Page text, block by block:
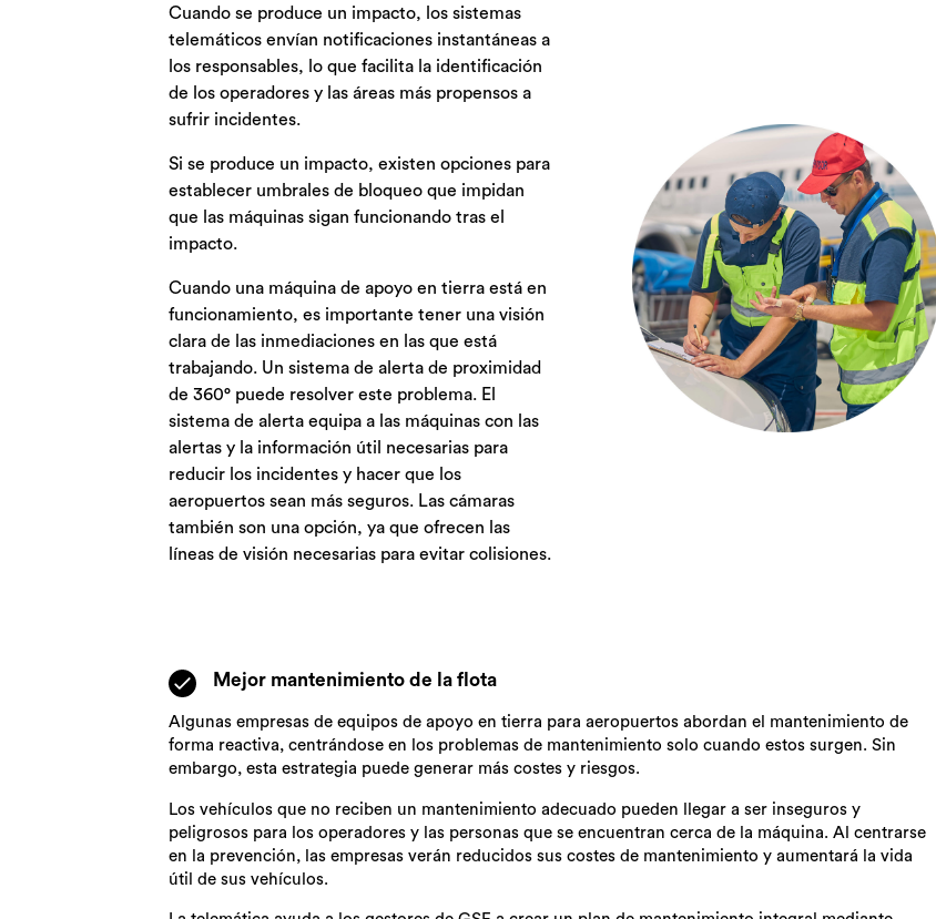
Cuando se produce un impacto, los sistemas
telemáticos envían notificaciones instantáneas a
los responsables, lo que facilita la identificación
de los operadores y las áreas más propensos a
sufrir incidentes.
Si se produce un impacto, existen opciones para
establecer umbrales de bloqueo que impidan
que las máquinas sigan funcionando tras el
impacto.
Cuando una máquina de apoyo en tierra está en
funcionamiento, es importante tener una visión
clara de las inmediaciones en las que está
trabajando. Un sistema de alerta de proximidad
de 360° puede resolver este problema. El
sistema de alerta equipa a las máquinas con las
alertas y la información útil necesarias para
reducir los incidentes y hacer que los
aeropuertos sean más seguros. Las cámaras
también son una opción, ya que ofrecen las
líneas de visión necesarias para evitar colisiones.
Mejor mantenimiento de la flota
Algunas empresas de equipos de apoyo en tierra para aeropuertos abordan el mantenimiento de
forma reactiva, centrándose en los problemas de mantenimiento solo cuando estos surgen. Sin
embargo, esta estrategia puede generar más costes y riesgos.
Los vehículos que no reciben un mantenimiento adecuado pueden llegar a ser inseguros y
peligrosos para los operadores y las personas que se encuentran cerca de la máquina. Al centrarse
en la prevención, las empresas verán reducidos sus costes de mantenimiento y aumentará la vida
útil de sus vehículos.